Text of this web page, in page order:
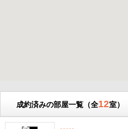
成約済みの部屋一覧（全12室）